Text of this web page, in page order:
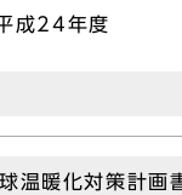
成24年度
温暖化対策計画